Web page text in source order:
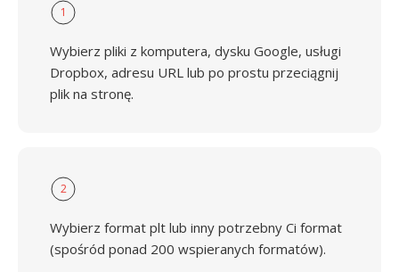
1
Wybierz pliki z komputera, dysku Google, usługi
Dropbox, adresu URL lub po prostu przeciągnij
plik na stronę.
2
Wybierz format plt lub inny potrzebny Ci format
(spośród ponad 200 wspieranych formatów).